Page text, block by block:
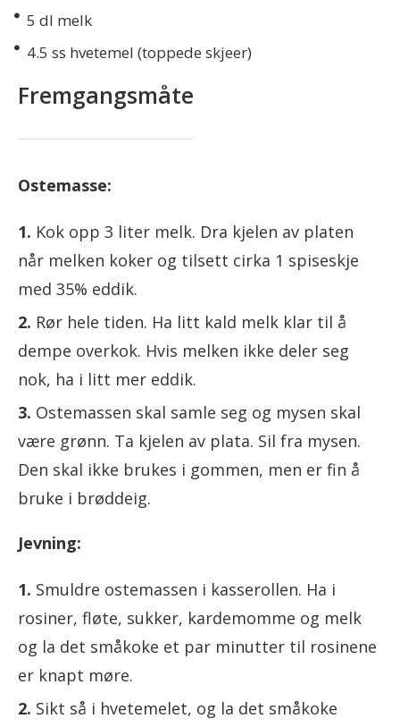
5 dl melk
4.5 ss hvetemel (toppede skjeer)
Fremgangsmåte
Ostemasse:
Kok opp 3 liter melk. Dra kjelen av platen
når melken koker og tilsett cirka 1 spiseskje
med 35% eddik.
Rør hele tiden. Ha litt kald melk klar til å
dempe overkok. Hvis melken ikke deler seg
nok, ha i litt mer eddik.
Ostemassen skal samle seg og mysen skal
være grønn. Ta kjelen av plata. Sil fra mysen.
Den skal ikke brukes i gommen, men er fin å
bruke i brøddeig.
Jevning:
Smuldre ostemassen i kasserollen. Ha i
rosiner, fløte, sukker, kardemomme og melk
og la det småkoke et par minutter til rosinene
er knapt møre.
Sikt så i hvetemelet, og la det småkoke